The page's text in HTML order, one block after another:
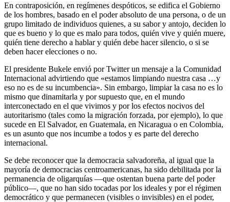
En contraposición, en regímenes despóticos, se edifica el Gobierno
de los hombres, basado en el poder absoluto de una persona, o de un
grupo limitado de individuos quienes, a su sabor y antojo, deciden lo
que es bueno y lo que es malo para todos, quién vive y quién muere,
quién tiene derecho a hablar y quién debe hacer silencio, o si se
deben hacer elecciones o no.
El presidente Bukele envió por Twitter un mensaje a la Comunidad
Internacional advirtiendo que «estamos limpiando nuestra casa …y
eso no es de su incumbencia». Sin embargo, limpiar la casa no es lo
mismo que dinamitarla y por supuesto que, en el mundo
interconectado en el que vivimos y por los efectos nocivos del
autoritarismo (tales como la migración forzada, por ejemplo), lo que
sucede en El Salvador, en Guatemala, en Nicaragua o en Colombia,
es un asunto que nos incumbe a todos y es parte del derecho
internacional.
Se debe reconocer que la democracia salvadoreña, al igual que la
mayoría de democracias centroamericanas, ha sido debilitada por la
permanencia de oligarquías —que ostentan buena parte del poder
público—, que no han sido tocadas por los ideales y por el régimen
democrático y que permanecen (visibles o invisibles) en el poder,